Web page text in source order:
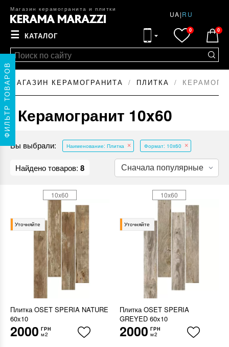
Магазин керамогранита и плитки
UA|RU
☰ КАТАЛОГ
0 0
МАГАЗИН КЕРАМОГРАНИТА ПЛИТКА
Керамогранит 10x60
Вы выбрали: Наименование: Плитка Формат: 10x60
Найдено товаров: 8
Уточняйте
Плитка OSET SPERIA NATURE
60x10
2000 ГРН
м2
10x60
Уточняйте
Плитка OSET SPERIA
GREYED 60x10
2000 ГРН
м2
10x60
ФИЛЬТР ТОВАРОВ